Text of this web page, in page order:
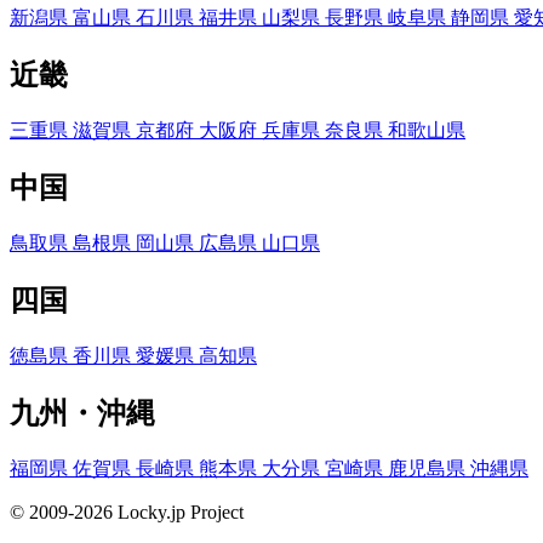
新潟県 富山県 石川県 福井県 山梨県 長野県 岐阜県 静岡県 愛
近畿
三重県 滋賀県 京都府 大阪府 兵庫県 奈良県 和歌山県
中国
鳥取県 島根県 岡山県 広島県 山口県
四国
徳島県 香川県 愛媛県 高知県
九州・沖縄
福岡県 佐賀県 長崎県 熊本県 大分県 宮崎県 鹿児島県 沖縄県
© 2009-2026 Locky.jp Project